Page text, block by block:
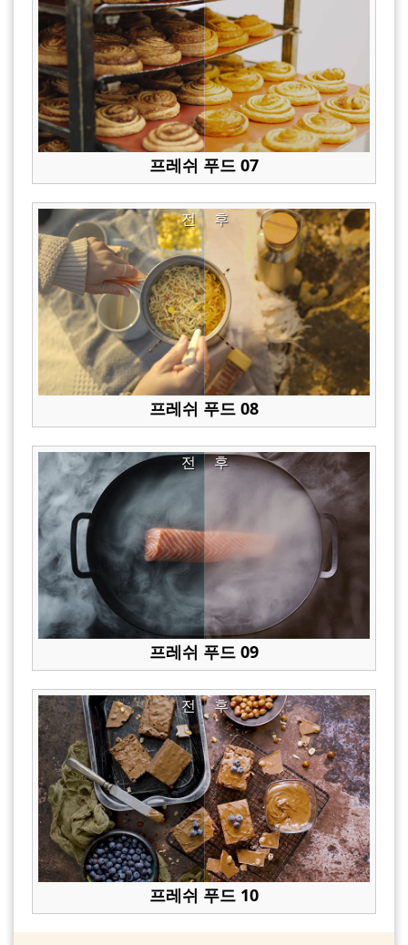
프레쉬 푸드 07
후
전
프레쉬 푸드 08
후
전
프레쉬 푸드 09
후
전
프레쉬 푸드 10